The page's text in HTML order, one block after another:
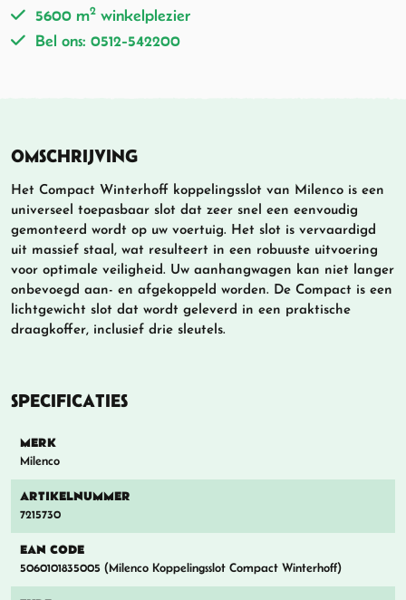
5600 m2 winkelplezier
Bel ons: 0512-542200
OMSCHRIJVING
Het Compact Winterhoff koppelingsslot van Milenco is een
universeel toepasbaar slot dat zeer snel een eenvoudig
gemonteerd wordt op uw voertuig. Het slot is vervaardigd
uit massief staal, wat resulteert in een robuuste uitvoering
voor optimale veiligheid. Uw aanhangwagen kan niet langer
onbevoegd aan- en afgekoppeld worden. De Compact is een
lichtgewicht slot dat wordt geleverd in een praktische
draagkoffer, inclusief drie sleutels.
SPECIFICATIES
MERK
Milenco
ARTIKELNUMMER
7215730
EAN CODE
5060101835005 (Milenco Koppelingsslot Compact Winterhoff)